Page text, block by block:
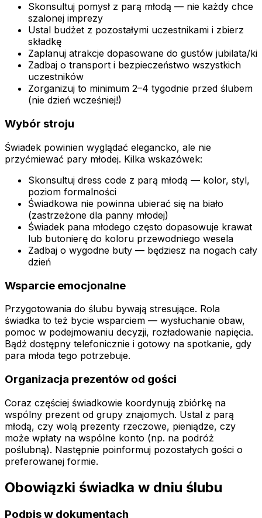
Skonsultuj pomysł z parą młodą — nie każdy chce
szalonej imprezy
Ustal budżet z pozostałymi uczestnikami i zbierz
składkę
Zaplanuj atrakcje dopasowane do gustów jubilata/ki
Zadbaj o transport i bezpieczeństwo wszystkich
uczestników
Zorganizuj to minimum 2–4 tygodnie przed ślubem
(nie dzień wcześniej!)
Wybór stroju
Świadek powinien wyglądać elegancko, ale nie
przyćmiewać pary młodej. Kilka wskazówek:
Skonsultuj dress code z parą młodą — kolor, styl,
poziom formalności
Świadkowa nie powinna ubierać się na biało
(zastrzeżone dla panny młodej)
Świadek pana młodego często dopasowuje krawat
lub butonierę do koloru przewodniego wesela
Zadbaj o wygodne buty — będziesz na nogach cały
dzień
Wsparcie emocjonalne
Przygotowania do ślubu bywają stresujące. Rola
świadka to też bycie wsparciem — wysłuchanie obaw,
pomoc w podejmowaniu decyzji, rozładowanie napięcia.
Bądź dostępny telefonicznie i gotowy na spotkanie, gdy
para młoda tego potrzebuje.
Organizacja prezentów od gości
Coraz częściej świadkowie koordynują zbiórkę na
wspólny prezent od grupy znajomych. Ustal z parą
młodą, czy wolą prezenty rzeczowe, pieniądze, czy
może wpłaty na wspólne konto (np. na podróż
poślubną). Następnie poinformuj pozostałych gości o
preferowanej formie.
Obowiązki świadka w dniu ślubu
Podpis w dokumentach